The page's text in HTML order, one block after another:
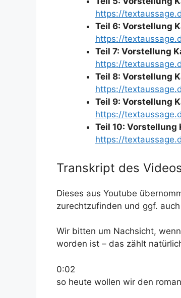
https://
Teil 6: Vorstellung
https://
Teil 7: Vorstellung
https://
Teil 8: Vorstellung
https://
Teil 9: Vorstellung
https://
Teil 10: Vorstellung
https://
Transkript des
Dieses aus Youtube
zurechtzufinden und ggf.
Wir bitten um Nachsicht,
worden ist – das zählt
0:02
so heute wollen wir den